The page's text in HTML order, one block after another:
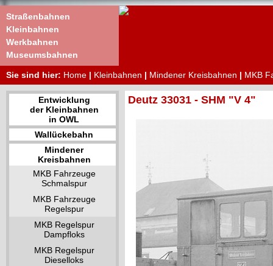
Straßenbahnen
Kleinbahnen
Werkbahnen
Museumsbahnen
Sie sind hier: Home | Kleinbahnen | Mindener Kreisbahnen | MKB
Entwicklung
der Kleinbahnen
in OWL
Wallückebahn
Mindener
Kreisbahnen
MKB Fahrzeuge
Schmalspur
MKB Fahrzeuge
Regelspur
MKB Regelspur
Dampfloks
MKB Regelspur
Dieselloks
Deutz 33031 - SHM "V 4"